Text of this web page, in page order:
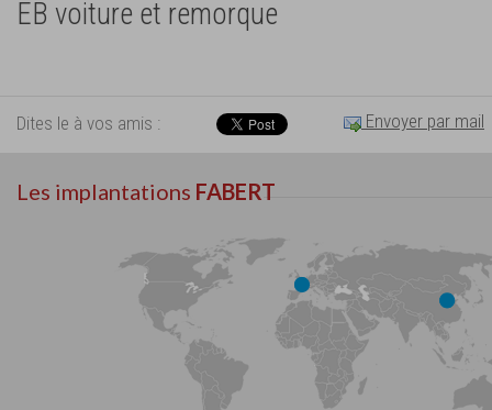
EB voiture et remorque
Dites le à vos amis : Envoyer par mail
Les implantations FABERT